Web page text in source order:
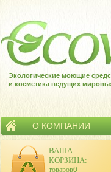
Экологические моющие
и косметика ведущих
О КОМПАНИИ
ВАША
КОРЗИНА:
товаров:0